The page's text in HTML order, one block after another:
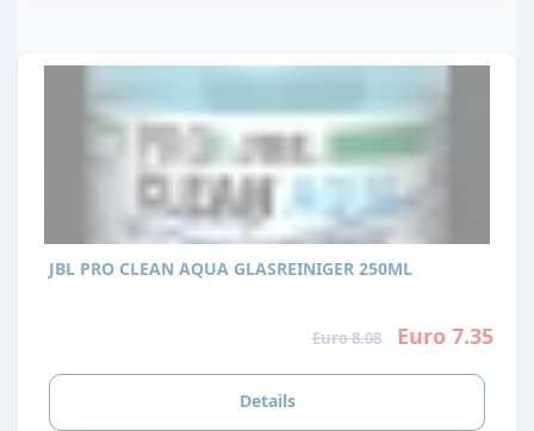
JBL PRO CLEAN AQUA GLASREINIGER 250ML
Euro 8.08 Euro 7.35
Details